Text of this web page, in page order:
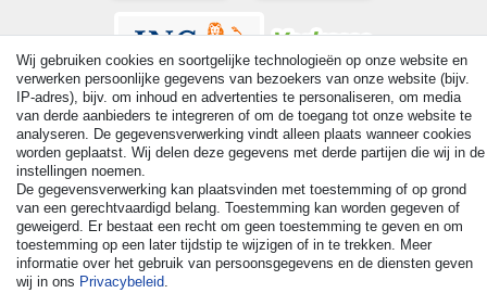
© Copyright 2026 | Alle rechten voorbehouden. - All rights
reserved. Prices incl. VAT. 19% VAT Basic prices see article detail
| * Applies to deliveries to the UK!
Wij gebruiken cookies en soortgelijke technologieën op onze website en
verwerken persoonlijke gegevens van bezoekers van onze website (bijv.
IP-adres), bijv. om inhoud en advertenties te personaliseren, om media
van derde aanbieders te integreren of om de toegang tot onze website te
analyseren. De gegevensverwerking vindt alleen plaats wanneer cookies
worden geplaatst. Wij delen deze gegevens met derde partijen die wij in de
instellingen noemen.
De gegevensverwerking kan plaatsvinden met toestemming of op grond
van een gerechtvaardigd belang. Toestemming kan worden gegeven of
geweigerd. Er bestaat een recht om geen toestemming te geven en om
toestemming op een later tijdstip te wijzigen of in te trekken. Meer
informatie over het gebruik van persoonsgegevens en de diensten geven
wij in ons Privacybeleid.
Herroepingsrecht uitoefenen Contact